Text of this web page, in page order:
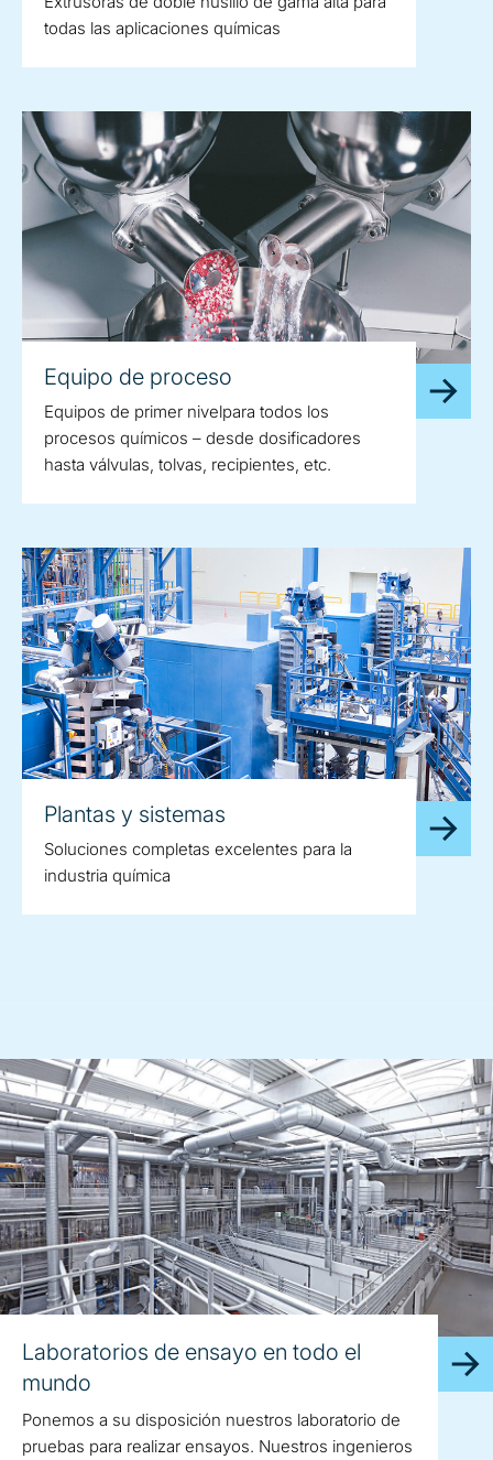
todas las aplicaciones químicas
Equipo de proceso
Equipos de primer nivelpara todos los
procesos químicos – desde dosificadores
hasta válvulas, tolvas, recipientes, etc.
Plantas y sistemas
Soluciones completas excelentes para la
industria química
Laboratorios de ensayo en todo el
mundo
Ponemos a su disposición nuestros laboratorio de
pruebas para realizar ensayos. Nuestros ingenieros